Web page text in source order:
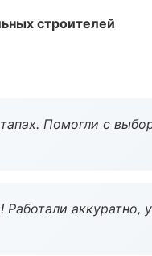
строителей
Помогли с
аккуратно,